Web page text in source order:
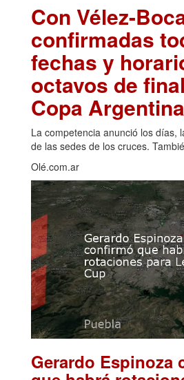
Con Vélez-
confirmadas
fechas y
octavos de
Copa Argentina
La competencia anunció los días,
de las sedes de los cruces.
Olé.com.ar
Gerardo Espinoza